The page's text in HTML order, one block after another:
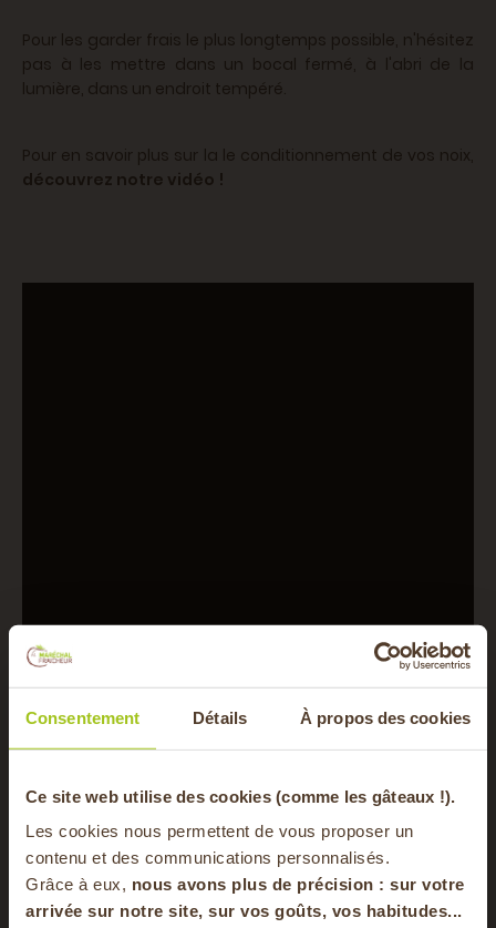
Consentement Détails À propos des cookies
Ce site web utilise des cookies (comme les gâteaux !).
Les cookies nous permettent de vous proposer un
contenu et des communications personnalisés.
Grâce à eux, nous avons plus de précision : sur votre
arrivée sur notre site, sur vos goûts, vos habitudes...
Pour les garder frais le plus longtemps possible, n'hésitez
pas à les mettre dans un bocal fermé, à l'abri de la
lumière, dans un endroit tempéré.
Pour en savoir plus sur la le conditionnement de vos noix,
découvrez notre vidéo !
Poids du produit
200 gr
Provenance du
produit
Isère
-20% offerts sur
votre panier